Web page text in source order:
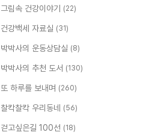
그림속 건강이야기 (22)
건강백세 자료실 (31)
박박사의 운동상담실 (8)
박박사의 추천 도서 (130)
또 하루를 보내며 (260)
찰칵찰칵 우리동네 (56)
걷고싶은길 100선 (18)